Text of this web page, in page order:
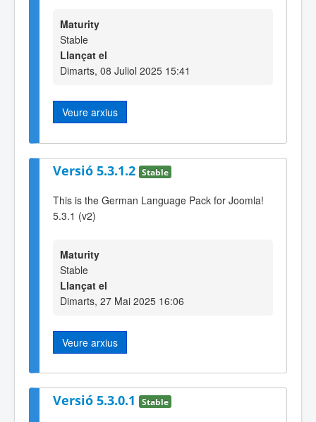
Maturity
Stable
Llançat el
Dimarts, 08 Juliol 2025 15:41
Veure arxius
Versió 5.3.1.2 Stable
This is the German Language Pack for Joomla!
5.3.1 (v2)
Maturity
Stable
Llançat el
Dimarts, 27 Mai 2025 16:06
Veure arxius
Versió 5.3.0.1 Stable